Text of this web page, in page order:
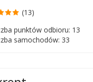
(13)
punktów odbioru: 13
samochodów: 33